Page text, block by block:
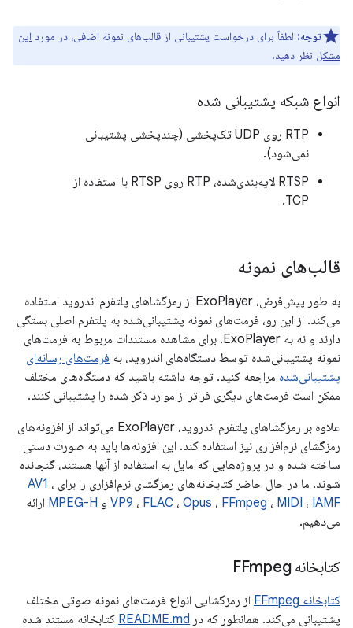
توجه: لطفاً برای درخواست پشتیبانی از قالب‌های نمونه اضافی، در مورد این
مشکل نظر دهید.
انواع شبکه پشتیبانی شده
RTP روی UDP تک‌پخشی (چندپخشی پشتیبانی
نمی‌شود).
RTSP لایه‌بندی‌شده، RTP روی RTSP با استفاده از
TCP.
قالب‌های نمونه
به طور پیش‌فرض، ExoPlayer از رمزگشاهای پلتفرم اندروید استفاده
می‌کند. از این رو، فرمت‌های نمونه پشتیبانی‌شده به پلتفرم اصلی بستگی
دارند و نه به ExoPlayer. برای مشاهده مستندات مربوط به فرمت‌های
نمونه پشتیبانی‌شده توسط دستگاه‌های اندروید، به فرمت‌های رسانه‌ای
پشتیبانی‌شده مراجعه کنید. توجه داشته باشید که دستگاه‌های مختلف
ممکن است فرمت‌های دیگری فراتر از موارد ذکر شده را پشتیبانی کنند.
علاوه بر رمزگشاهای پلتفرم اندروید، ExoPlayer می‌تواند از افزونه‌های
رمزگشای نرم‌افزاری نیز استفاده کند. این افزونه‌ها باید به صورت دستی
ساخته شده و در پروژه‌هایی که مایل به استفاده از آنها هستند، گنجانده
شوند. ما در حال حاضر کتابخانه‌های رمزگشای نرم‌افزاری را برای
AV1 ،
VP9 ، FLAC ، Opus ، FFmpeg ، MIDI ، IAMF و MPEG-H ارائه
می‌دهیم.
کتابخانه FFmpeg
کتابخانه FFmpeg
از رمزگشایی انواع فرمت‌های نمونه صوتی مختلف
پشتیبانی می‌کند. همانطور که در README.md کتابخانه مستند شده